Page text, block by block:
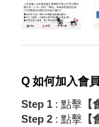
Q 如何加入會
Step 1 : 點擊 【
Step 2 : 點擊 【